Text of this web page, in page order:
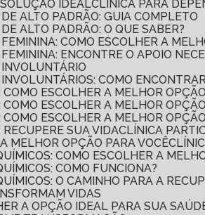
IDEAL
CLÍNICA PARA
ALTO PADRÃO: GUIA COMPLETO
ALTO PADRÃO: O QUE SABER?
COMO ESCOLHER A
ENCONTRE O APOIO
INVOLUNTÁRIO
COMO
COMO ESCOLHER A MELHOR OPÇÃO
COMO ESCOLHER A MELHOR
COMO ESCOLHER A MELHOR
RECUPERE SUA VIDA
CLÍNICA
MELHOR OPÇÃO PARA VOCÊ
COMO ESCOLHER A
COMO FUNCIONA?
O CAMINHO PARA A
VIDAS
A OPÇÃO IDEAL PARA SUA